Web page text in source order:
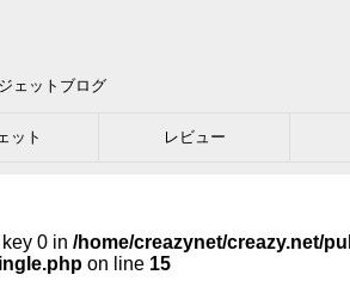
ェットブログ
ット レビュー
0 in /home/creazynet/creazy.net/
on line 15